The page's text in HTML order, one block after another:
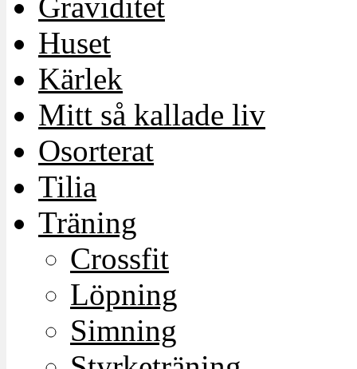
Huset
Kärlek
Mitt så kallade liv
Osorterat
Tilia
Träning
Crossfit
Löpning
Simning